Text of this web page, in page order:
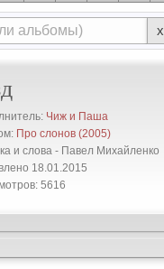
x
Чиж и Паша
Про слонов (2005)
и слова - Павел Михайленко
18.01.2015
5616